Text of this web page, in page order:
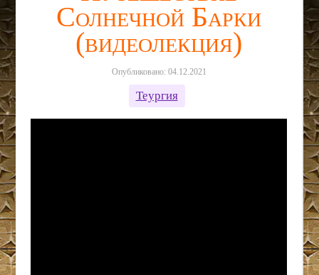
Солнечной Барки
(видеолекция)
Опубликовано: 04.12.2021
Теургия